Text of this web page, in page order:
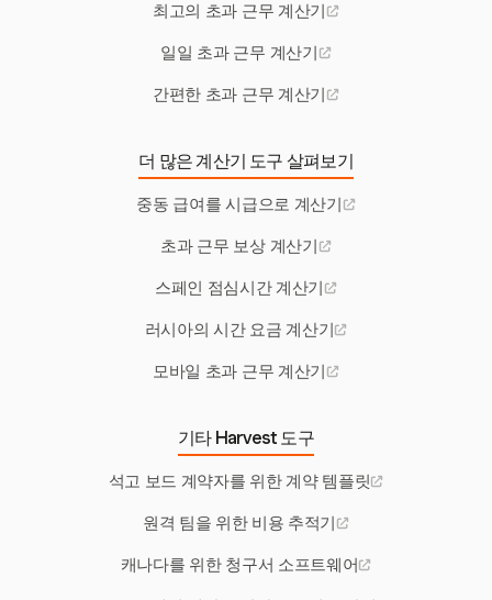
최고의 초과 근무 계산기
일일 초과 근무 계산기
간편한 초과 근무 계산기
더 많은 계산기 도구 살펴보기
중동 급여를 시급으로 계산기
초과 근무 보상 계산기
스페인 점심시간 계산기
러시아의 시간 요금 계산기
모바일 초과 근무 계산기
기타 Harvest 도구
석고 보드 계약자를 위한 계약 템플릿
원격 팀을 위한 비용 추적기
캐나다를 위한 청구서 소프트웨어